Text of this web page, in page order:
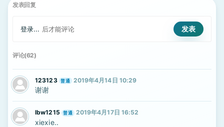
发表回复
登录... 后才能评论
评论(62)
123123 普通 2019年4月14日 10:29
谢谢
lbw1215 普通 2019年4月17日 16:52
xiexie..